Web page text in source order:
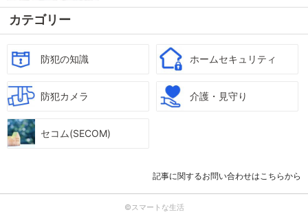
カテゴリー
防犯の知識 ホームセキュリティ
防犯カメラ 介護・見守り
セコム(SECOM)
記事に関するお問い合わせはこちらから
©スマートな生活